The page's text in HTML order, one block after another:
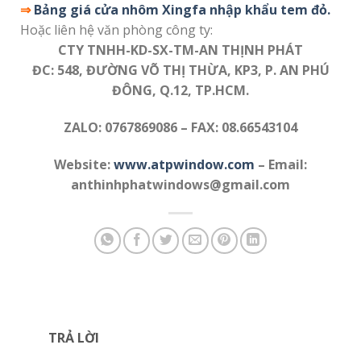
⇒Bảng giá cửa nhôm Xingfa nhập khẩu tem đỏ.
Hoặc liên hệ văn phòng công ty:
CTY TNHH-KD-SX-TM-AN THỊNH PHÁT
ĐC: 548, ĐƯỜNG VÕ THỊ THỪA, KP3, P. AN PHÚ
ĐÔNG, Q.12, TP.HCM.
ZALO: 0767869086 – FAX: 08.66543104
Website:www.atpwindow.com – Email:
anthinhphatwindows@gmail.com
TRẢ LỜI